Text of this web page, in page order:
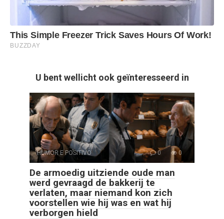
U bent wellicht ook geïnteresseerd in
HUMOR E POSITIVO 0 0
De armoedig uitziende oude man
werd gevraagd de bakkerij te
verlaten, maar niemand kon zich
voorstellen wie hij was en wat hij
verborgen hield